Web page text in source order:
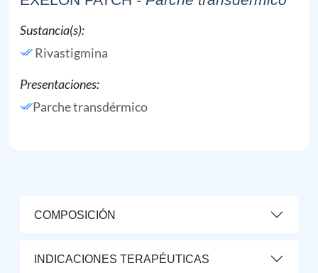
Sustancia(s):
Rivastigmina
Presentaciones:
Parche transdérmico
COMPOSICIÓN
INDICACIONES TERAPÉUTICAS